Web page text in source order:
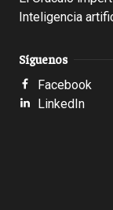
Inteligencia
Síguenos
Facebook
LinkedIn